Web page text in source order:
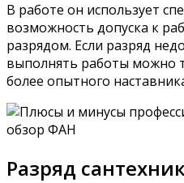
В работе он использует
возможность допуска к
разрядом. Если разряд
выполнять работы можно
более опытного
Разряд